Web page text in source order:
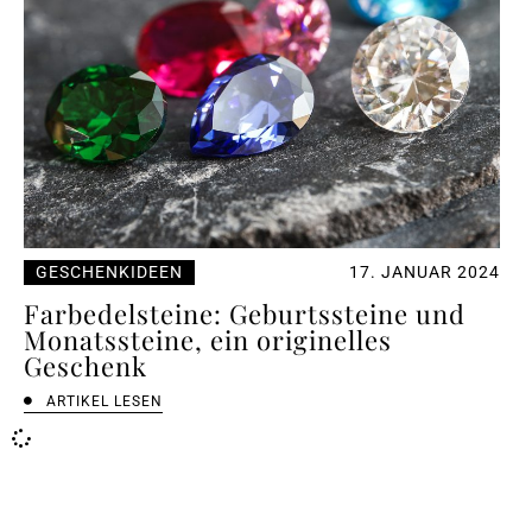
GESCHENKIDEEN 17. JANUAR 2024
Farbedelsteine: Geburtssteine und
Monatssteine, ein originelles
Geschenk
ARTIKEL LESEN